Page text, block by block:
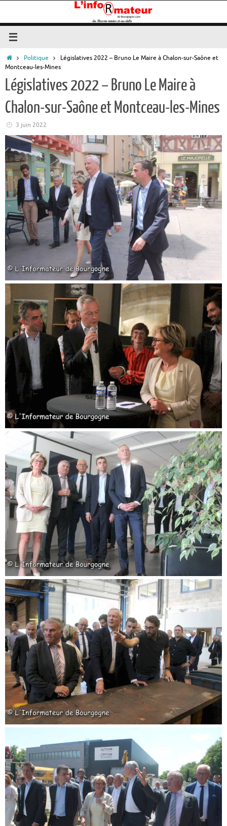
contenu
AccueilPolitique
Législatives 2022 – Bruno Le Maire à Chalon-sur-Saône et
Montceau-les-Mines
Législatives 2022 – Bruno Le Maire à
Chalon-sur-Saône et Montceau-les-Mines
3 juin 2022